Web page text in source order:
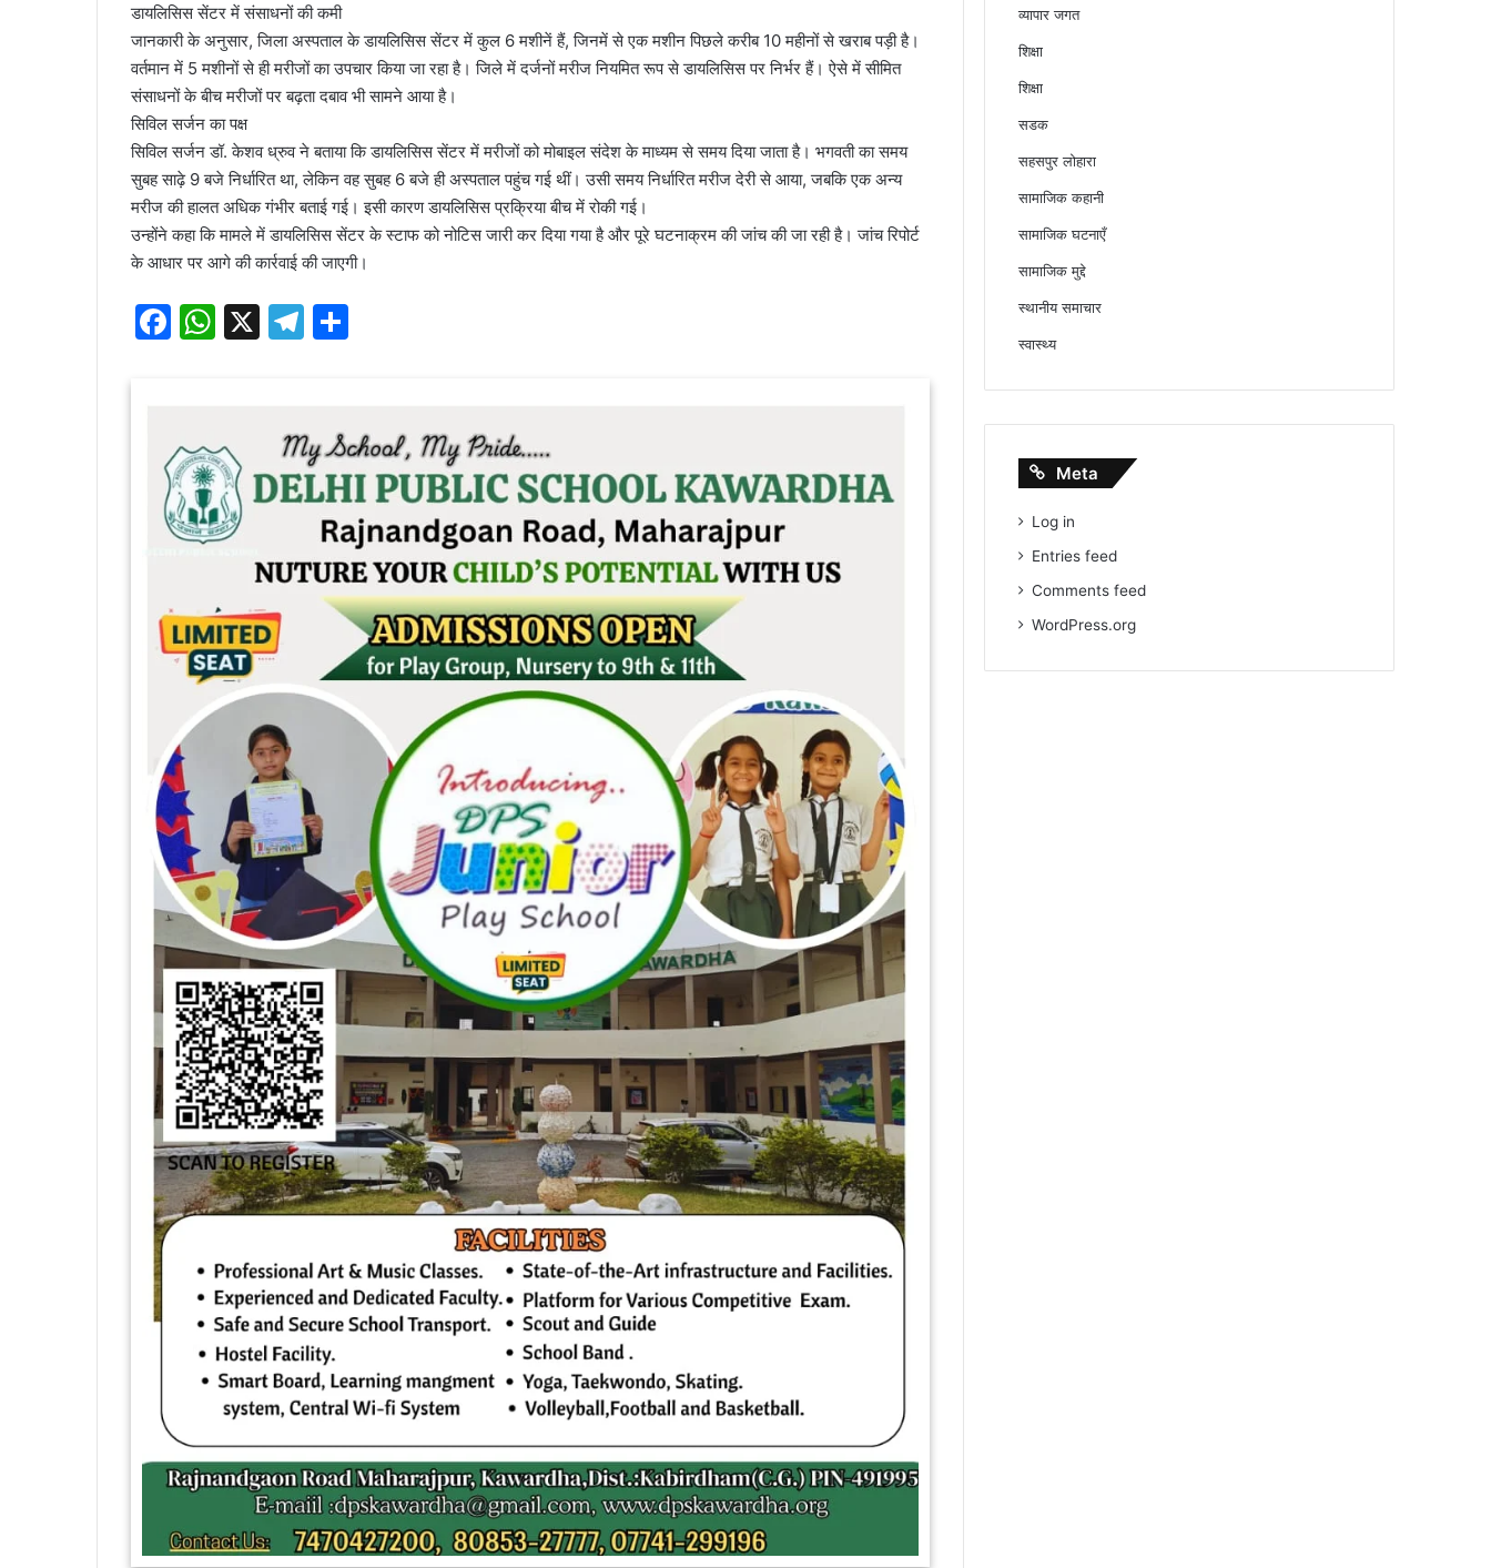
डायलिसिस सेंटर में संसाधनों की कमी
जानकारी के अनुसार, जिला अस्पताल के डायलिसिस सेंटर में कुल 6 मशीनें हैं, जिनमें से एक मशीन पिछले करीब 10 महीनों से खराब पड़ी है।
वर्तमान में 5 मशीनों से ही मरीजों का उपचार किया जा रहा है। जिले में दर्जनों मरीज नियमित रूप से डायलिसिस पर निर्भर हैं। ऐसे में सीमित
संसाधनों के बीच मरीजों पर बढ़ता दबाव भी सामने आया है।
सिविल सर्जन का पक्ष
सिविल सर्जन डॉ. केशव ध्रुव ने बताया कि डायलिसिस सेंटर में मरीजों को मोबाइल संदेश के माध्यम से समय दिया जाता है। भगवती का समय
सुबह साढ़े 9 बजे निर्धारित था, लेकिन वह सुबह 6 बजे ही अस्पताल पहुंच गई थीं। उसी समय निर्धारित मरीज देरी से आया, जबकि एक अन्य
मरीज की हालत अधिक गंभीर बताई गई। इसी कारण डायलिसिस प्रक्रिया बीच में रोकी गई।
उन्होंने कहा कि मामले में डायलिसिस सेंटर के स्टाफ को नोटिस जारी कर दिया गया है और पूरे घटनाक्रम की जांच की जा रही है। जांच रिपोर्ट
के आधार पर आगे की कार्रवाई की जाएगी।
F
b
o
o
W
A
p
p
X
T
gr
a
m
e
व्यापार जगत
शिक्षा
शिक्षा
सडक
सहसपुर लोहारा
सामाजिक कहानी
सामाजिक घटनाएँ
सामाजिक मुद्दे
स्थानीय समाचार
स्वास्थ्य
Meta
Log in
Entries feed
Comments feed
WordPress.org